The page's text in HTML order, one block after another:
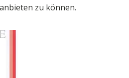
zu können.